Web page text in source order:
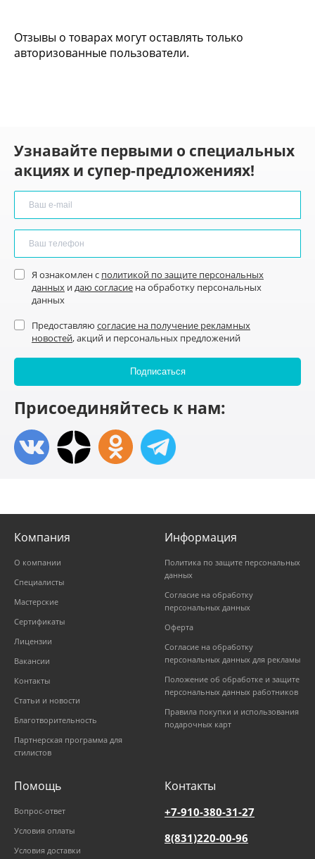
Отзывы о товарах могут оставлять только
авторизованные пользователи.
Узнавайте первыми о специальных
акциях и супер-предложениях!
Я ознакомлен с политикой по защите персональных
данных идаю согласие на обработку персональных
данных
Предоставляю согласие на получение рекламных
новостей, акций и персональных предложений
Присоединяйтесь к нам:
Компания
О компании
Специалисты
Мастерские
Сертификаты
Лицензии
Вакансии
Контакты
Статьи и новости
Благотворительность
Партнерская программа для
стилистов
Информация
Политика по защите персональных
данных
Согласие на обработку
персональных данных
Оферта
Согласие на обработку
персональных данных для рекламы
Положение об обработке и защите
персональных данных работников
Правила покупки и использования
подарочных карт
Помощь
Вопрос-ответ
Условия оплаты
Условия доставки
Контакты
+7-910-380-31-27
8(831)220-00-96